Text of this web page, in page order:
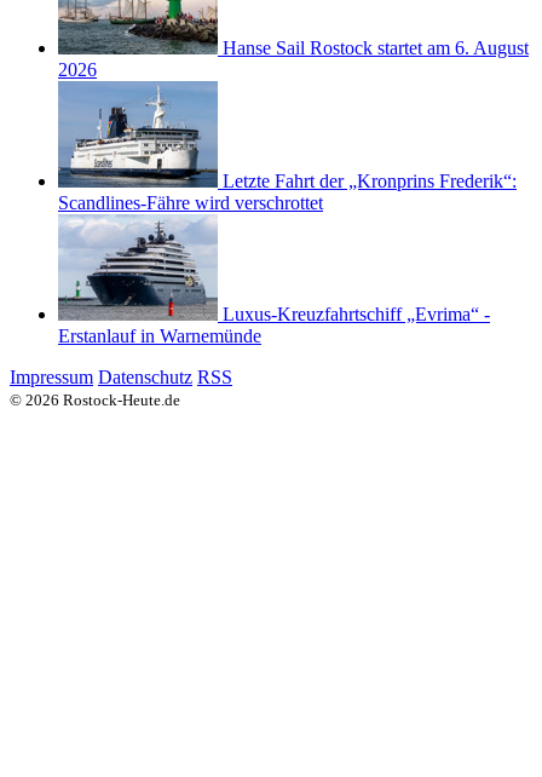
Hanse Sail Rostock startet am 6. August
2026
Letzte Fahrt der „Kronprins Frederik“:
Scandlines-Fähre wird verschrottet
Luxus-Kreuzfahrtschiff „Evrima“ -
Erstanlauf in Warnemünde
Impressum Datenschutz RSS
© 2026 Rostock-Heute.de